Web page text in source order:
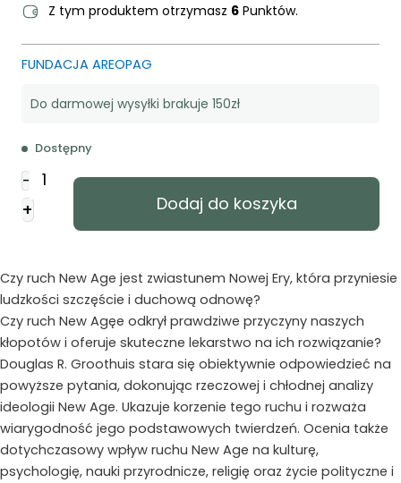
Z tym produktem otrzymasz 6 Punktów.
FUNDACJA AREOPAG
Do darmowej wysyłki brakuje 150zł
Dostępny
-
ilość
New
age
naprawdę
nowa
era?
+ Dodaj do koszyka
Czy ruch New Age jest zwiastunem Nowej Ery, która przyniesie
ludzkości szczęście i duchową odnowę?
Czy ruch New Agęe odkrył prawdziwe przyczyny naszych
kłopotów i oferuje skuteczne lekarstwo na ich rozwiązanie?
Douglas R. Groothuis stara się obiektywnie odpowiedzieć na
powyższe pytania, dokonując rzeczowej i chłodnej analizy
ideologii New Age. Ukazuje korzenie tego ruchu i rozważa
wiarygodność jego podstawowych twierdzeń. Ocenia także
dotychczasowy wpływ ruchu New Age na kulturę,
psychologię, nauki przyrodnicze, religię oraz życie polityczne i